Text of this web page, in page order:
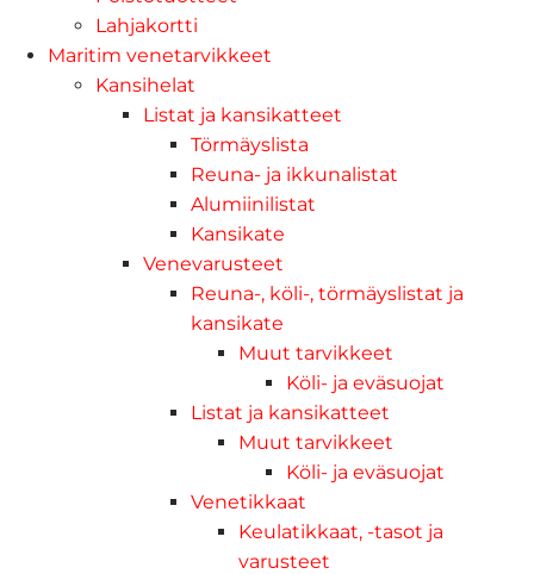
Lahjakortti
Maritim venetarvikkeet
Kansihelat
Listat ja kansikatteet
Törmäyslista
Reuna- ja ikkunalistat
Alumiinilistat
Kansikate
Venevarusteet
Reuna-, köli-, törmäyslistat ja
kansikate
Muut tarvikkeet
Köli- ja eväsuojat
Listat ja kansikatteet
Muut tarvikkeet
Köli- ja eväsuojat
Venetikkaat
Keulatikkaat, -tasot ja
varusteet